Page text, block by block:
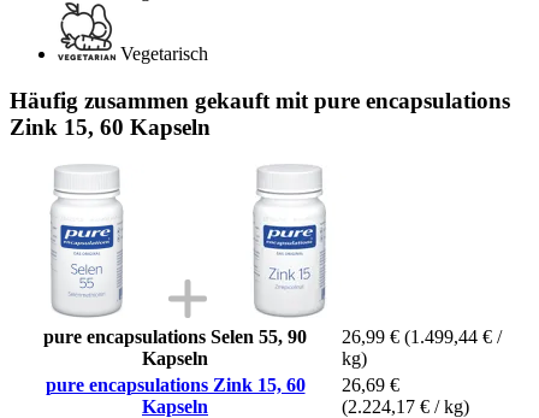
Vegetarisch
Häufig zusammen gekauft mit pure encapsulations
Zink 15, 60 Kapseln
pure encapsulations Selen 55, 90
Kapseln
26,99 € (1.499,44 € /
kg)
pure encapsulations Zink 15, 60
Kapseln
26,69 €
(2.224,17 € / kg)